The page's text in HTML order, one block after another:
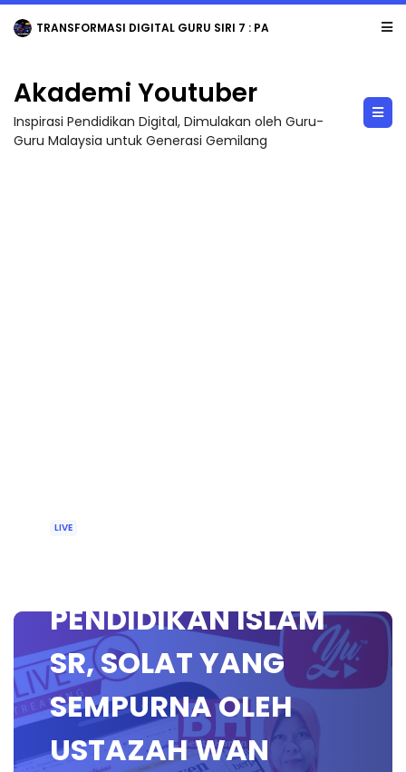
TRANSFORMASI DIGITAL GURU SIRI 7 : PAHLAWAN DIGITAL PENYELAMAT DUNIA
Akademi Youtuber
Inspirasi Pendidikan Digital, Dimulakan oleh Guru-
Guru Malaysia untuk Generasi Gemilang
LIVE
PENDIDIKAN ISLAM
SR, SOLAT YANG
SEMPURNA OLEH
USTAZAH WAN